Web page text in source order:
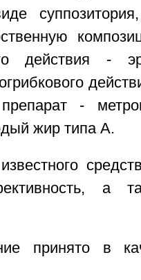
действия -
препарат -
жир типа А.
а
принято в